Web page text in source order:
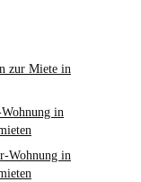
zur Miete in
in
Wohnung in